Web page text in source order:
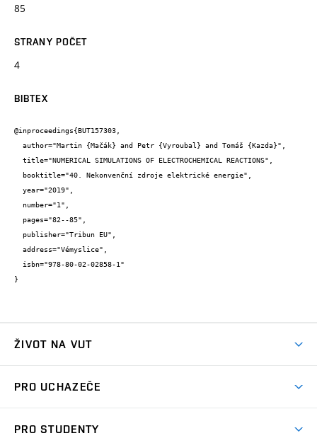
85
STRANY POČET
4
BIBTEX
@inproceedings{BUT157303,
}
ŽIVOT NA VUT
Koleje
PRO UCHAZEČE
PRO STUDENTY